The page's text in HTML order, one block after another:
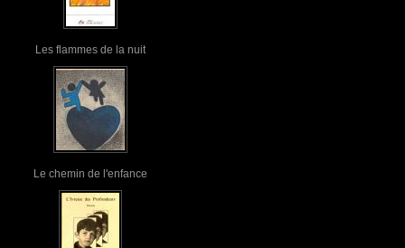
Les flammes de la nuit
Le chemin de l'enfance